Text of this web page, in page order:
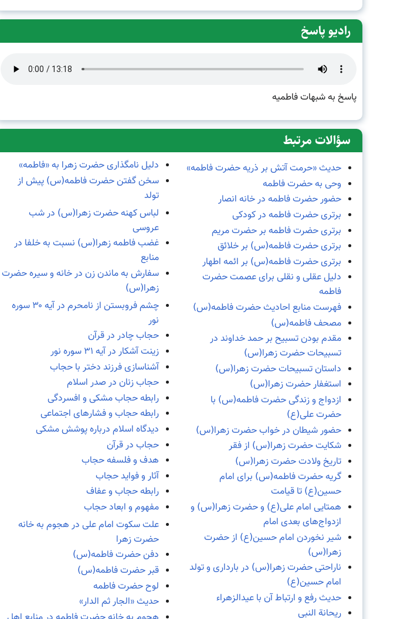
رادیو پاسخ
پاسخ به شبهات فاطمیه
سؤالات مرتبط
حدیث «حرمت آتش بر ذریه حضرت فاطمه»
وحی به حضرت فاطمه
حضور حضرت فاطمه در خانه انصار
برتری حضرت فاطمه در کودکی
برتری حضرت فاطمه بر حضرت مریم
برتری حضرت فاطمه(س) بر خلائق
برتری حضرت فاطمه(س) بر ائمه اطهار
دلیل عقلی و نقلی برای عصمت حضرت
فاطمه
فهرست منابع احادیث حضرت فاطمه(س)
مصحف فاطمه(س)
مقدم بودن تسبیح بر حمد خداوند در
تسبیحات حضرت زهرا(س)
داستان تسبیحات حضرت زهرا(س)
استغفار حضرت زهرا(س)
ازدواج و زندگی حضرت فاطمه(س) با
حضرت علی(ع)
حضور شیطان در خواب حضرت زهرا(س)
شکایت حضرت زهرا(س) از فقر
تاریخ ولادت حضرت زهرا(س)
گریه حضرت فاطمه(س) برای امام
حسین(ع) تا قیامت
همتایی امام علی(ع) و حضرت زهرا(س) و
ازدواج‌های بعدی امام
شیر نخوردن امام حسین(ع) از حضرت
زهرا(س)
ناراحتی حضرت زهرا(س) در بارداری و تولد
امام حسین(ع)
حدیث رفع و ارتباط آن با عیدالزهراء
ریحانة النبی
دلیل نامگذاری حضرت زهرا به «فاطمه»
سخن گفتن حضرت فاطمه(س) پیش از
تولد
لباس کهنه حضرت زهرا(س) در شب
عروسی
غضب فاطمه زهرا(س) نسبت به خلفا در
منابع
سفارش به ماندن زن در خانه و سیره حضرت
زهرا(س)
چشم فروبستن از نامحرم در آیه ۳۰ سوره
نور
حجاب چادر در قرآن
زینت آشکار در آیه ۳۱ سوره نور
آشناسازی فرزند دختر با حجاب
حجاب زنان در صدر اسلام
رابطه حجاب مشکی و افسردگی
رابطه حجاب و فشارهای اجتماعی
دیدگاه اسلام درباره پوشش مشکی
حجاب در قرآن
هدف و فلسفه حجاب
آثار و فواید حجاب
رابطه حجاب و عفاف
مفهوم و ابعاد حجاب
علت سکوت امام علی در هجوم به خانه
حضرت زهرا
دفن حضرت فاطمه(س)
قبر حضرت فاطمه(س)
لوح حضرت فاطمه
حدیث «الجار ثم الدار»